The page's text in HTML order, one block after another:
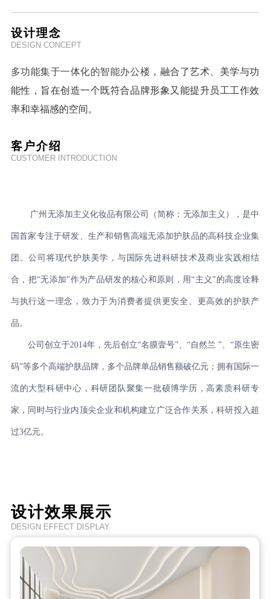
设计理念
DESIGN CONCEPT
多功能集于一体化的智能办公楼， 融合了艺术、美学与功
能性，旨在创造一个既符合品牌形象又能提升员工工作效
率和幸福感的空间。
客户介绍
CUSTOMER INTRODUCTION
广州无添加主义化妆品有限公司（简称：无添加主义），是中
国首家专注于研发、生产和销售高端无添加护肤品的高科技企业集
团。公司将现代护肤美学，与国际先进科研技术及商业实践相结
合，把“无添加”作为产品研发的核心和原则，用“主义”的高度诠释
与执行这一理念，致力于为消费者提供更安全、更高效的护肤产
品。
码”等多个高端护肤品牌，多个品牌单品销售额破亿元；拥有国际一
流的大型科研中心，科研团队聚集一批硕博学历，高素质科研专
家，同时与行业内顶尖企业和机构建立广泛合作关系，科研投入超
过3亿元。
设计效果展示
DESIGN EFFECT DISPLAY